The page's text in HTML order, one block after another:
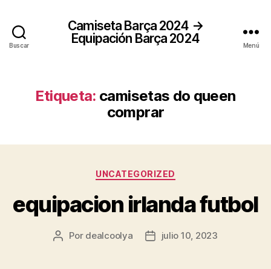
Buscar
Camiseta Barça 2024 →
Equipación Barça 2024
Menú
Etiqueta: camisetas do queen
comprar
Categorías
UNCATEGORIZED
equipacion irlanda futbol
Autor
Por dealcoolya
Fechajulio 10, 2023